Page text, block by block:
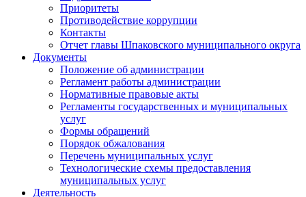
Приоритеты
Противодействие коррупции
Контакты
Отчет главы Шпаковского муниципального округа
Документы
Положение об администрации
Регламент работы администрации
Нормативные правовые акты
Регламенты государственных и муниципальных
услуг
Формы обращений
Порядок обжалования
Перечень муниципальных услуг
Технологические схемы предоставления
муниципальных услуг
Деятельность